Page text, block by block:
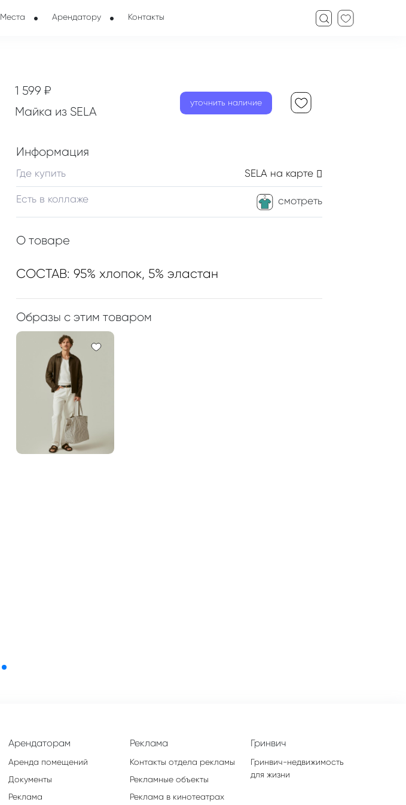
Места Арендатору Контакты
1 599 ₽
Майка из SELA
уточнить наличие
Информация
SELA на карте
Где купить
смотреть
Есть в коллаже
О товаре
СОСТАВ: 95% хлопок, 5% эластан
Образы с этим товаром
Арендаторам
Аренда помещений
Документы
Реклама
Реклама
Контакты отдела рекламы
Рекламные объекты
Реклама в кинотеатрах
Гринвич
Гринвич-недвижимость
для жизни